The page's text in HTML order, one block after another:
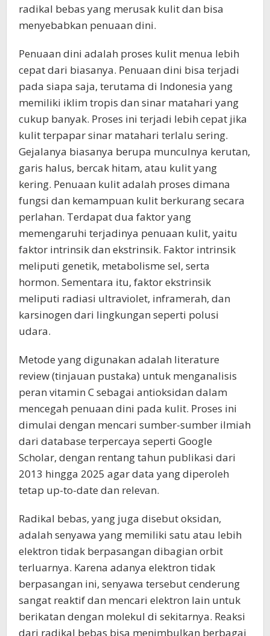
radikal bebas yang merusak kulit dan bisa
menyebabkan penuaan dini.
Penuaan dini adalah proses kulit menua lebih
cepat dari biasanya. Penuaan dini bisa terjadi
pada siapa saja, terutama di Indonesia yang
memiliki iklim tropis dan sinar matahari yang
cukup banyak. Proses ini terjadi lebih cepat jika
kulit terpapar sinar matahari terlalu sering.
Gejalanya biasanya berupa munculnya kerutan,
garis halus, bercak hitam, atau kulit yang
kering. Penuaan kulit adalah proses dimana
fungsi dan kemampuan kulit berkurang secara
perlahan. Terdapat dua faktor yang
memengaruhi terjadinya penuaan kulit, yaitu
faktor intrinsik dan ekstrinsik. Faktor intrinsik
meliputi genetik, metabolisme sel, serta
hormon. Sementara itu, faktor ekstrinsik
meliputi radiasi ultraviolet, inframerah, dan
karsinogen dari lingkungan seperti polusi
udara.
Metode yang digunakan adalah literature
review (tinjauan pustaka) untuk menganalisis
peran vitamin C sebagai antioksidan dalam
mencegah penuaan dini pada kulit. Proses ini
dimulai dengan mencari sumber-sumber ilmiah
dari database terpercaya seperti Google
Scholar, dengan rentang tahun publikasi dari
2013 hingga 2025 agar data yang diperoleh
tetap up-to-date dan relevan.
Radikal bebas, yang juga disebut oksidan,
adalah senyawa yang memiliki satu atau lebih
elektron tidak berpasangan dibagian orbit
terluarnya. Karena adanya elektron tidak
berpasangan ini, senyawa tersebut cenderung
sangat reaktif dan mencari elektron lain untuk
berikatan dengan molekul di sekitarnya. Reaksi
dari radikal bebas bisa menimbulkan berbagai